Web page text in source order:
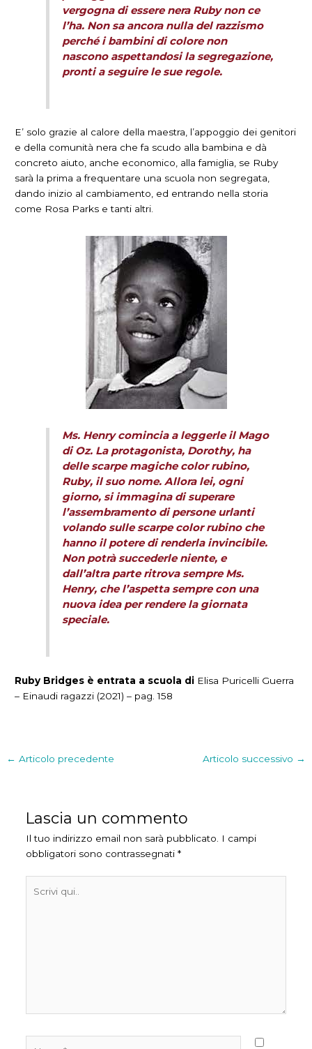
vergogna di essere nera Ruby non ce
l’ha. Non sa ancora nulla del razzismo
perché i bambini di colore non
nascono aspettandosi la segregazione,
pronti a seguire le sue regole.
E’ solo grazie al calore della maestra, l’appoggio dei genitori
e della comunità nera che fa scudo alla bambina e dà
concreto aiuto, anche economico, alla famiglia, se Ruby
sarà la prima a frequentare una scuola non segregata,
dando inizio al cambiamento, ed entrando nella storia
come Rosa Parks e tanti altri.
Ms. Henry comincia a leggerle il Mago
di Oz. La protagonista, Dorothy, ha
delle scarpe magiche color rubino,
Ruby, il suo nome. Allora lei, ogni
giorno, si immagina di superare
l’assembramento di persone urlanti
volando sulle scarpe color rubino che
hanno il potere di renderla invincibile.
Non potrà succederle niente, e
dall’altra parte ritrova sempre Ms.
Henry, che l’aspetta sempre con una
nuova idea per rendere la giornata
speciale.
Ruby Bridges è entrata a scuola di Elisa Puricelli Guerra
– Einaudi ragazzi (2021) – pag. 158
← Articolo precedente Articolo successivo →
Lascia un commento
Il tuo indirizzo email non sarà pubblicato. I campi
obbligatori sono contrassegnati *
qui..